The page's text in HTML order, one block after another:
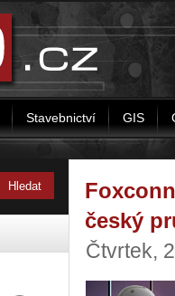
Stavebnictví GIS
český
Čtvrtek,